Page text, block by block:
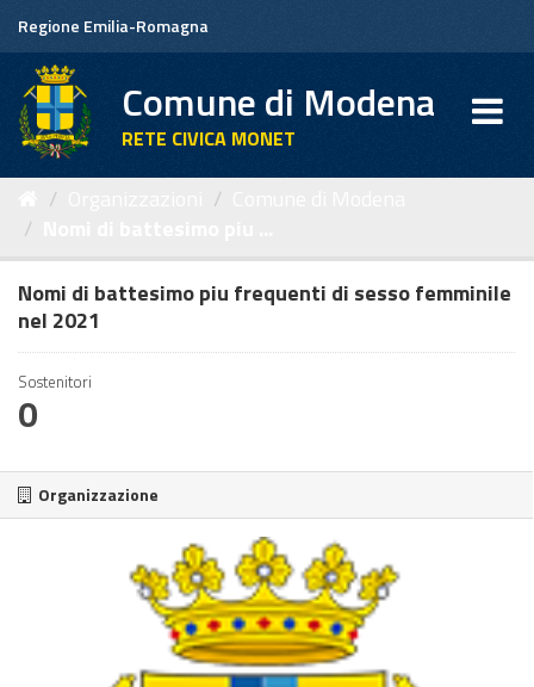
contenuto
Regione Emilia-Romagna
Comune di Modena
RETE CIVICA MONET
Nomi di battesimo piu frequenti di sesso femminile
nel 2021
Sostenitori
0
Organizzazione